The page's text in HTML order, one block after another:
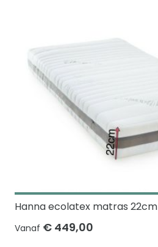
Hanna ecolatex matras 22cm
Vanaf € 449,00